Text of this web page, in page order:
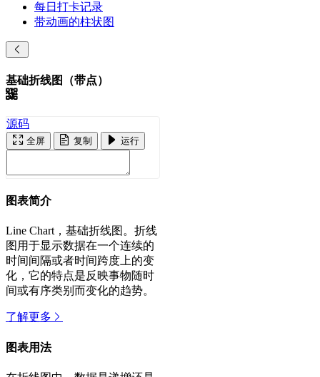
每日打卡记录
带动画的柱状图
基础折线图（带点）
源码
全屏 复制 运行
图表简介
Line Chart，基础折线图。折线
图用于显示数据在一个连续的
时间间隔或者时间跨度上的变
化，它的特点是反映事物随时
间或有序类别而变化的趋势。
了解更多
图表用法